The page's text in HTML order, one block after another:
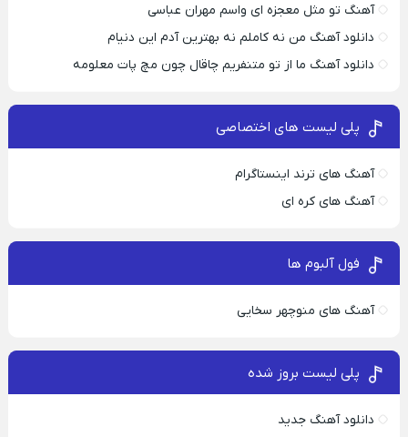
آهنگ تو مثل معجزه ای واسم مهران عباسی
دانلود آهنگ من نه کاملم نه بهترین آدم این دنیام
دانلود آهنگ ما از تو متنفریم چاقال چون مچ پات معلومه
پلی لیست های اختصاصی
آهنگ های ترند اینستاگرام
آهنگ های کره ای
فول آلبوم ها
آهنگ های منوچهر سخایی
پلی لیست بروز شده
دانلود آهنگ جدید